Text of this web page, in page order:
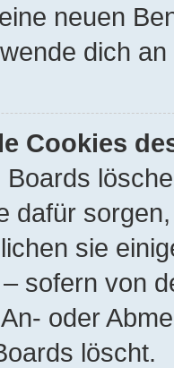
neuen
dich
Cookies
Boards
dafür
sie
– sofern von
oder
löscht.